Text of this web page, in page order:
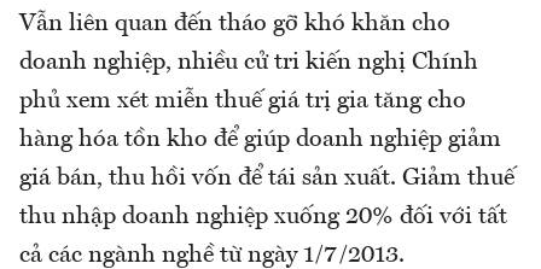
Vẫn liên quan đến tháo gỡ khó khăn cho
doanh nghiệp, nhiều cử tri kiến nghị Chính
phủ xem xét miễn thuế giá trị gia tăng cho
hàng hóa tồn kho để giúp doanh nghiệp giảm
giá bán, thu hồi vốn để tái sản xuất. Giảm thuế
thu nhập doanh nghiệp xuống 20% đối với tất
cả các ngành nghề từ ngày 1/7/2013.